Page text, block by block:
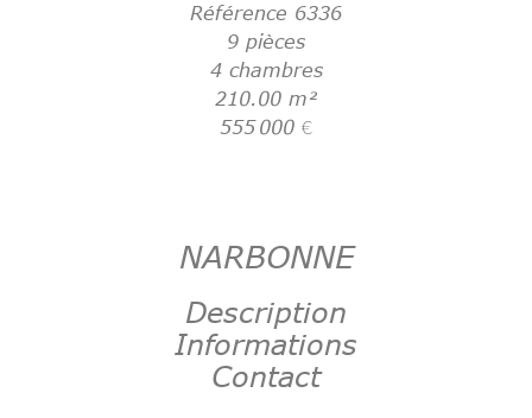
Référence 6336
9 pièces
4 chambres
210.00m²
555 000 €
NARBONNE
Description
Informations
Contact